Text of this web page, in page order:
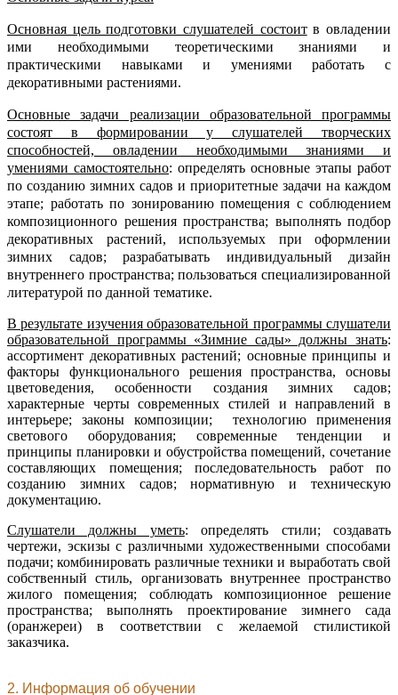
Основная цель подготовки слушателей состоит в овладении
ими необходимыми теоретическими знаниями и
практическими навыками и умениями работать с
декоративными растениями.
Основные задачи реализации образовательной программы
состоят в формировании у слушателей творческих
способностей, овладении необходимыми знаниями и
умениями самостоятельно: определять основные этапы работ
по созданию зимних садов и приоритетные задачи на каждом
этапе; работать по зонированию помещения с соблюдением
композиционного решения пространства; выполнять подбор
декоративных растений, используемых при оформлении
зимних садов; разрабатывать индивидуальный дизайн
внутреннего пространства; пользоваться специализированной
литературой по данной тематике.
В результате изучения образовательной программы слушатели
образовательной программы «Зимние сады» должны знать:
ассортимент декоративных растений; основные принципы и
факторы функционального решения пространства, основы
цветоведения, особенности создания зимних садов;
характерные черты современных стилей и направлений в
интерьере; законы композиции; технологию применения
светового оборудования; современные тенденции и
принципы планировки и обустройства помещений, сочетание
составляющих помещения; последовательность работ по
созданию зимних садов; нормативную и техническую
документацию.
Слушатели должны уметь: определять стили; создавать
чертежи, эскизы с различными художественными способами
подачи; комбинировать различные техники и выработать свой
собственный стиль, организовать внутреннее пространство
жилого помещения; соблюдать композиционное решение
пространства; выполнять проектирование зимнего сада
(оранжереи) в соответствии с желаемой стилистикой
заказчика.
2. Информация об обучении